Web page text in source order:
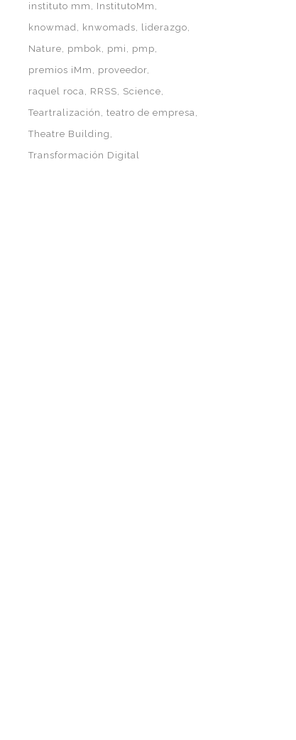
instituto mm
InstitutoMm
knowmad
knwomads
liderazgo
Nature
pmbok pmi
pmp
premios iMm
proveedor
raquel roca
RRSS
Science
Teartralización
teatro de empresa
Theatre Building
Transformación Digital